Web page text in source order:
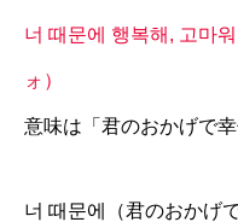
너 때문에 행복해, 고마
ォ）
意味は「君のおかげで
너 때문에（君のおかげ